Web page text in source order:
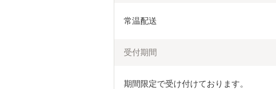
常温配送
受付期間
期間限定で受け付けております。